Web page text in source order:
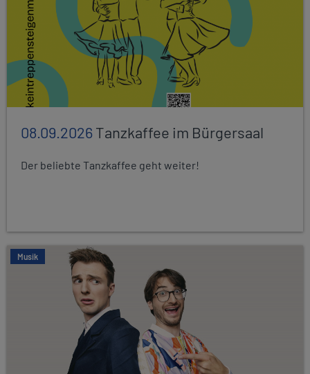
08.09.2026Tanzkaffee im Bürgersaal
Der beliebte Tanzkaffee geht weiter!
Musik